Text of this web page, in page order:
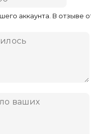
аккаунта. В отзыве